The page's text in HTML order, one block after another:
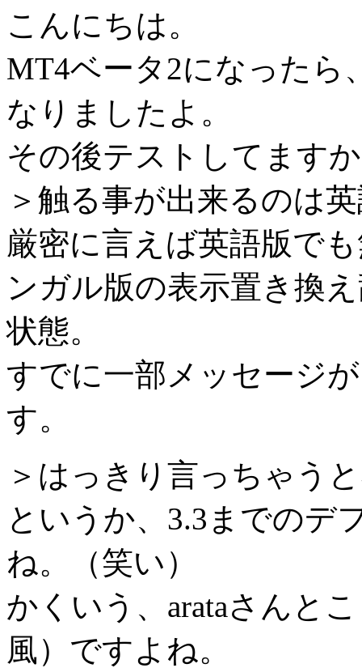
こんにちは。
MT4ベータ2になったら
なりましたよ。
その後テストしてます
＞触る事が出来るのは
厳密に言えば英語版で
ンガル版の表示置き換
状態。
すでに一部メッセージ
す。
＞はっきり言っちゃう
というか、3.3までのデ
ね。（笑い）
かくいう、arataさんと
風）ですよね。